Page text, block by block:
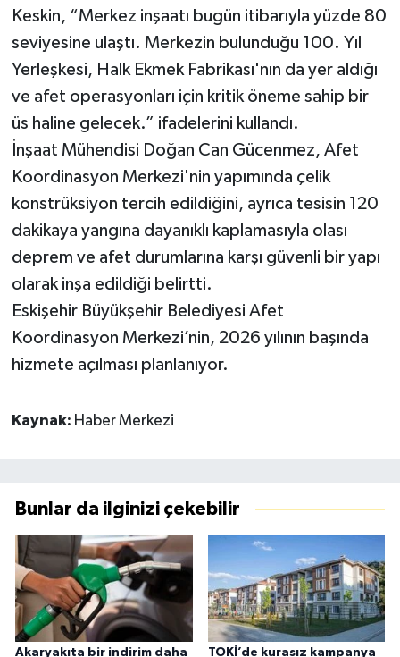
Keskin, “Merkez inşaatı bugün itibarıyla yüzde 80
seviyesine ulaştı. Merkezin bulunduğu 100. Yıl
Yerleşkesi, Halk Ekmek Fabrikası'nın da yer aldığı
ve afet operasyonları için kritik öneme sahip bir
üs haline gelecek.” ifadelerini kullandı.
İnşaat Mühendisi Doğan Can Gücenmez, Afet
Koordinasyon Merkezi'nin yapımında çelik
konstrüksiyon tercih edildiğini, ayrıca tesisin 120
dakikaya yangına dayanıklı kaplamasıyla olası
deprem ve afet durumlarına karşı güvenli bir yapı
olarak inşa edildiği belirtti.
Eskişehir Büyükşehir Belediyesi Afet
Koordinasyon Merkezi’nin, 2026 yılının başında
hizmete açılması planlanıyor.
Kaynak: Haber Merkezi
Bunlar da ilginizi çekebilir
Akaryakıta bir indirim daha TOKİ’de kurasız kampanya